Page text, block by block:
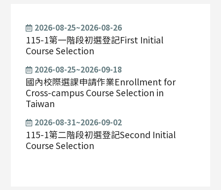
2026-08-25~2026-08-26
115-1第一階段初選登記First Initial
Course Selection
2026-08-25~2026-09-18
國內校際選課申請作業Enrollment for
Cross-campus Course Selection in
Taiwan
2026-08-31~2026-09-02
115-1第二階段初選登記Second Initial
Course Selection